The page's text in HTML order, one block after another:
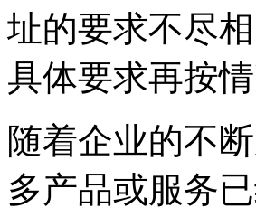
址的要求不尽
具体要求再按情
随着企业的不
多产品或服务